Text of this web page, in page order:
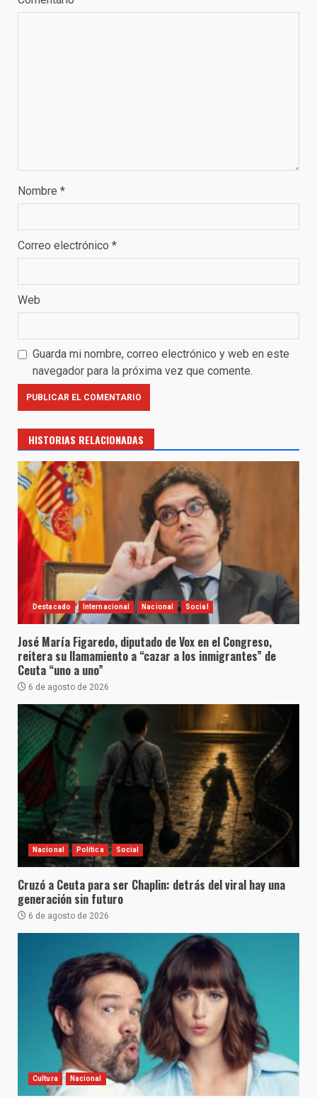
Nombre *
Correo electrónico *
Web
Guarda mi nombre, correo electrónico y web en este
navegador para la próxima vez que comente.
HISTORIAS RELACIONADAS
Destacado Internacional Nacional Social
José María Figaredo, diputado de Vox en el Congreso,
reitera su llamamiento a “cazar a los inmigrantes” de
Ceuta “uno a uno”
6 de agosto de 2026
Nacional Política Social
Cruzó a Ceuta para ser Chaplin: detrás del viral hay una
generación sin futuro
6 de agosto de 2026
Cultura Nacional